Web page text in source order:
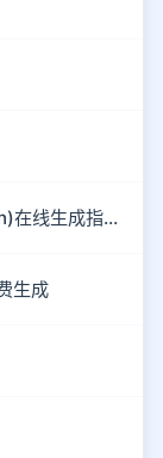
3分钟搞定防红链接！快缩短网址(suo.run)在线生成指南
生成